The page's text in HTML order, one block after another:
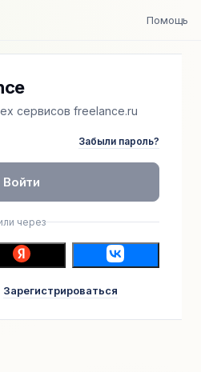
Помощь
сервисов freelance.ru
Забыли пароль?
Войти
через
Зарегистрироваться